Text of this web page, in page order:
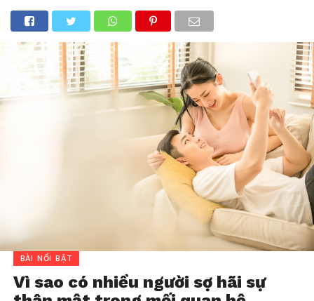
BÀI NỔI BẬT
Vì sao có nhiều người sợ hãi sự